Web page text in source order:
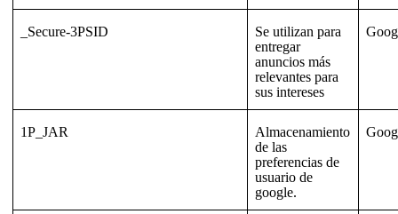
_Secure-3PSID
Se utilizan para
entregar
anuncios más
relevantes para
sus intereses
1P_JAR
Almacenamiento
de las
preferencias de
usuario de
google.